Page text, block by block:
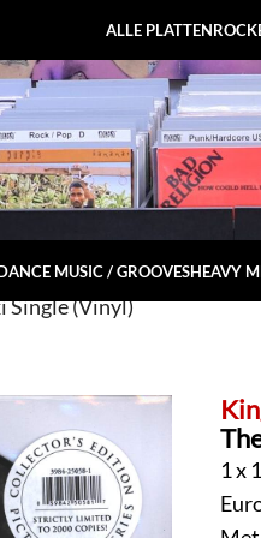
ALLE PLATTEN
MUSIC / GROOVESHEAVY
Single (Vinyl)
1 x